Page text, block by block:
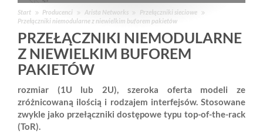
Start Producenci Arista Networks
Przełączniki sieciowe
Przełączniki niemodularne z niewielkim buforem pakietów
PRZEŁĄCZNIKI NIEMODULARNE
Z NIEWIELKIM BUFOREM
PAKIETÓW
rozmiar (1U lub 2U), szeroka oferta modeli ze
zróżnicowaną ilością i rodzajem interfejsów. Stosowane
zwykle jako przełączniki dostępowe typu top-of-the-rack
(ToR).